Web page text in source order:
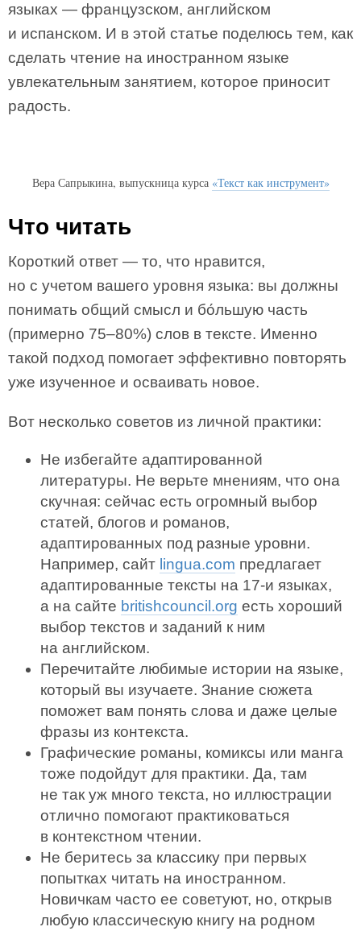
языках — французском, английском
и испанском. И в этой статье поделюсь тем, как
сделать чтение на иностранном языке
увлекательным занятием, которое приносит
радость.
Вера Сапрыкина, выпускница курса «Текст как инструмент»
Что читать
Короткий ответ — то, что нравится,
но с учетом вашего уровня языка: вы должны
понимать общий смысл и бо́льшую часть
(примерно 75–80%) слов в тексте. Именно
такой подход помогает эффективно повторять
уже изученное и осваивать новое.
Вот несколько советов из личной практики:
Не избегайте адаптированной
литературы. Не верьте мнениям, что она
скучная: сейчас есть огромный выбор
статей, блогов и романов,
адаптированных под разные уровни.
Например, сайт lingua.com предлагает
адаптированные тексты на 17-и языках,
а на сайте britishcouncil.org есть хороший
выбор текстов и заданий к ним
на английском.
Перечитайте любимые истории на языке,
который вы изучаете. Знание сюжета
поможет вам понять слова и даже целые
фразы из контекста.
Графические романы, комиксы или манга
тоже подойдут для практики. Да, там
не так уж много текста, но иллюстрации
отлично помогают практиковаться
в контекстном чтении.
Не беритесь за классику при первых
попытках читать на иностранном.
Новичкам часто ее советуют, но, открыв
любую классическую книгу на родном